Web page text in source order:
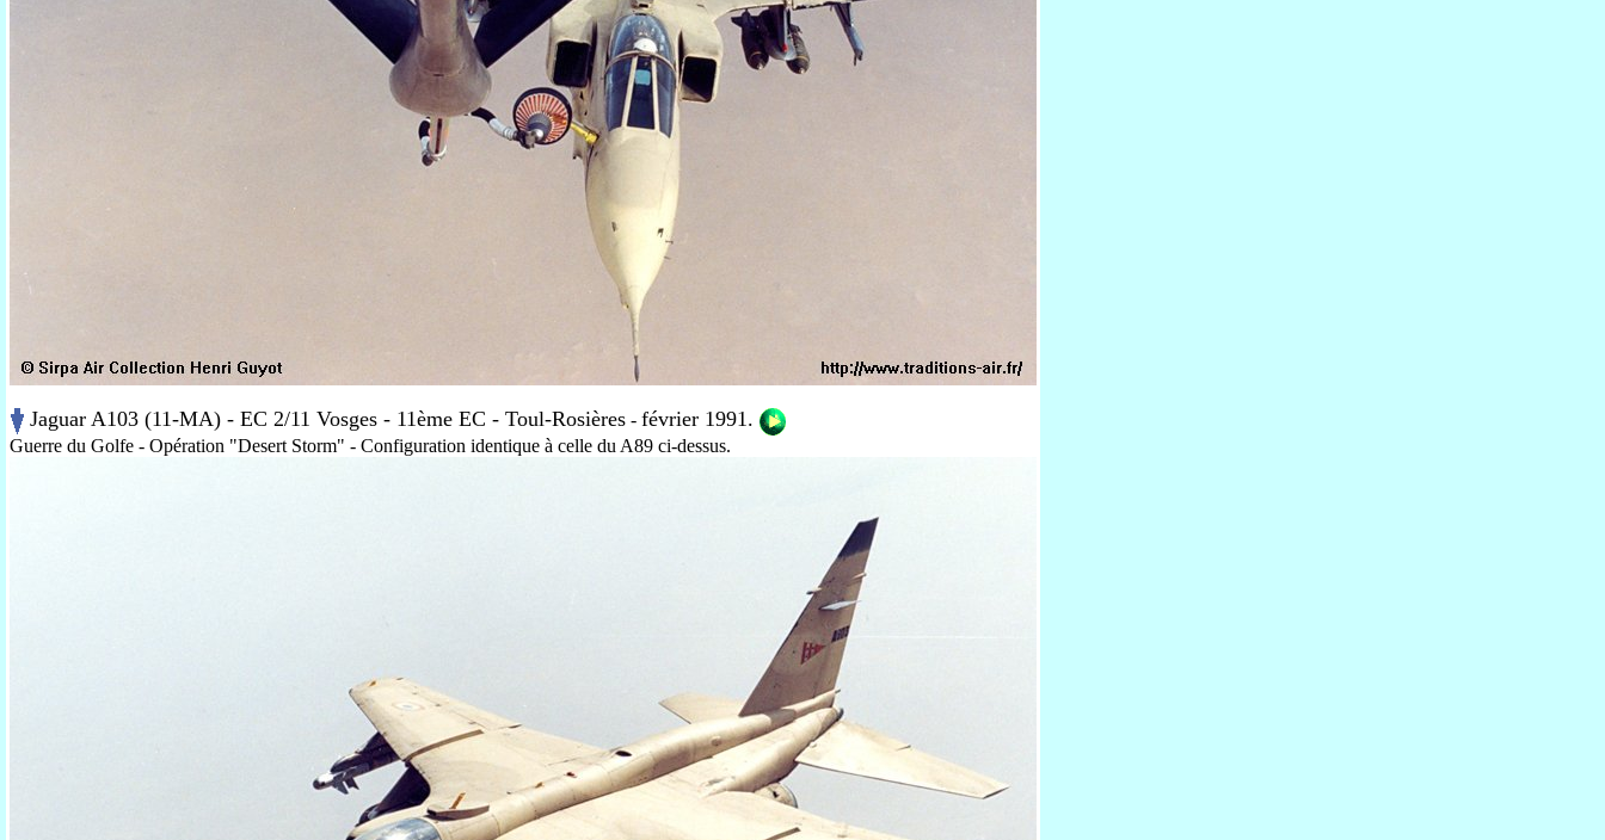
Jaguar A103 (11-MA) - EC 2/11 Vosges - 11ème EC - Toul-Rosières - février 1991.
Guerre du Golfe - Opération "Desert Storm" - Configuration identique à celle du A89 ci-dessus.